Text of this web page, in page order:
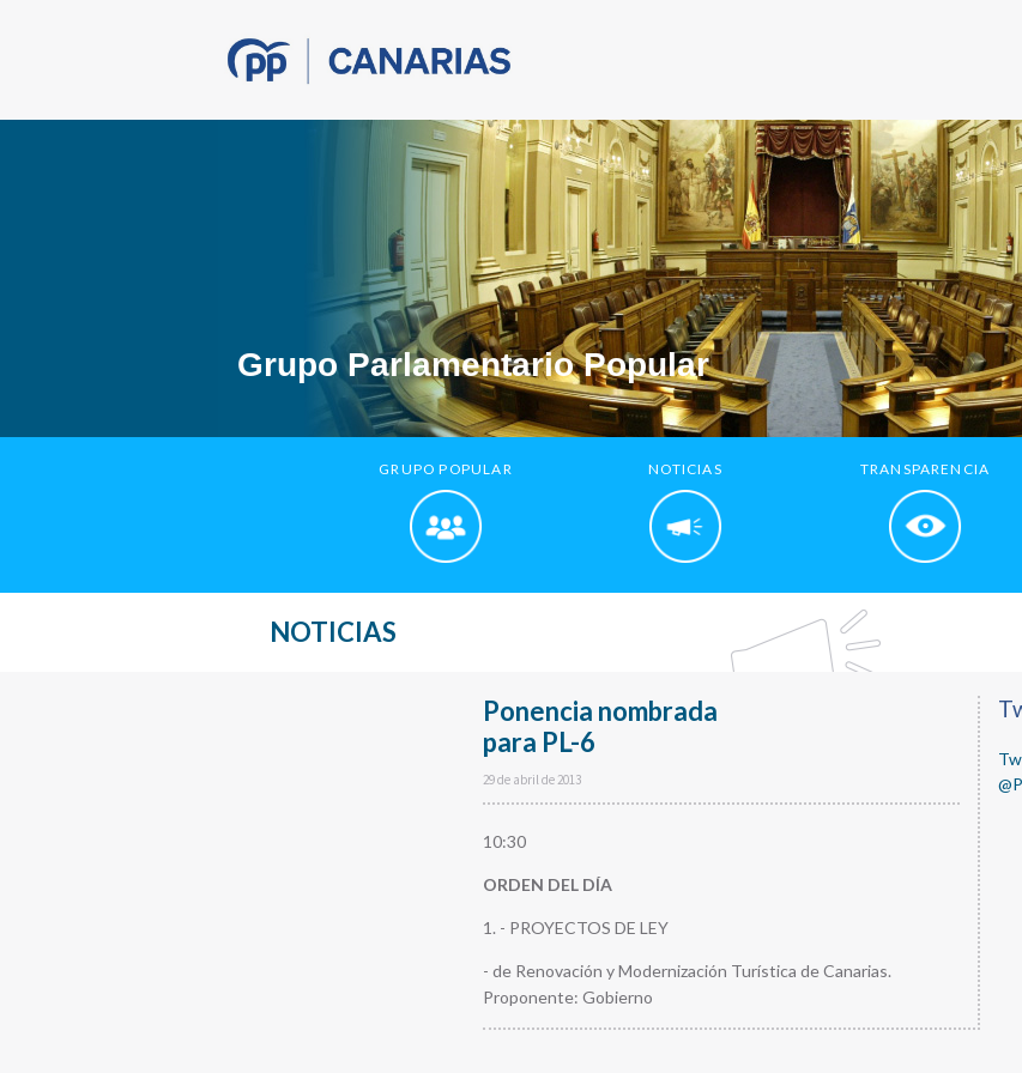
Grupo Parlamentario Popular
GRUPO POPULAR NOTICIAS TRANSPARENCIA
NOTICIAS
Ponencia nombrada
para PL-6
29 de abril de 2013
10:30
ORDEN DEL DÍA
1. - PROYECTOS DE LEY
- de Renovación y Modernización Turística de Canarias.
Proponente: Gobierno